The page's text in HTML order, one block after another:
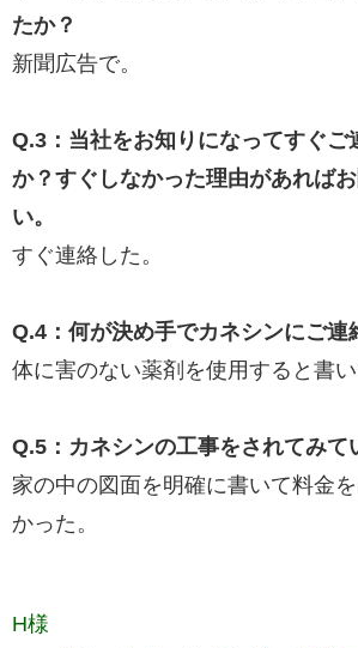
たか？
新聞広告で。
Q.3：当社をお知りになってすぐご
か？すぐしなかった理由があれば
い。
すぐ連絡した。
Q.4：何が決め手でカネシンにご連
体に害のない薬剤を使用すると書い
Q.5：カネシンの工事をされてみて
家の中の図面を明確に書いて料金
かった。
H様